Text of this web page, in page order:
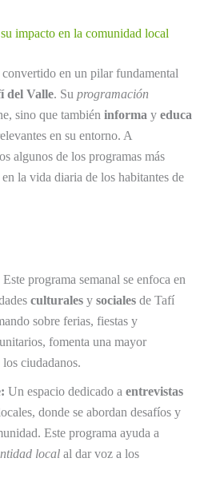
impacto en la comunidad local
en un pilar fundamental
del Valle. Su programación
sino que también informa y educa
en su entorno. A
algunos de los programas más
la vida diaria de los habitantes de
Este programa semanal se enfoca en
culturales y sociales de Tafí
sobre ferias, fiestas y
fomenta una mayor
ciudadanos.
Un espacio dedicado a entrevistas
donde se abordan desafíos y
Este programa ayuda a
local al dar voz a los